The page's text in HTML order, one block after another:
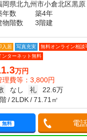
岡県北九州市小倉北区黒原
年数
築4年
物階数
3階建
入居 写真充実
無料オンライン相談
ンターネット無料
万円
理費等：3,800円
なし 礼
22.6万
2LDK 71.71㎡
無料 電